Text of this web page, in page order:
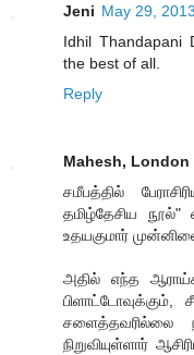
Jeni May 29,
Idhil Thandapani
the best of all.
Reply
Mahesh, London
சமீபத்தில்
தமிழ்தேசிய நூல்"
உதயகுமார்
அதில் எந்த
பிளாட்டோவுக்கும்,
சளைத்தவரில்லை
நிறுவியுள்ளார்